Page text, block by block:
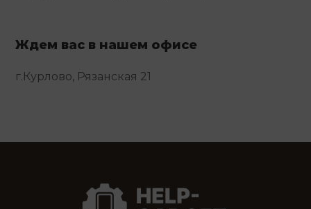
Ждем вас в нашем офисе
г.Курлово, Рязанская 21